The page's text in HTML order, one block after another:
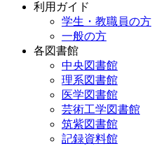
利用ガイド
学生・教職員の方
一般の方
各図書館
中央図書館
理系図書館
医学図書館
芸術工学図書館
筑紫図書館
記録資料館